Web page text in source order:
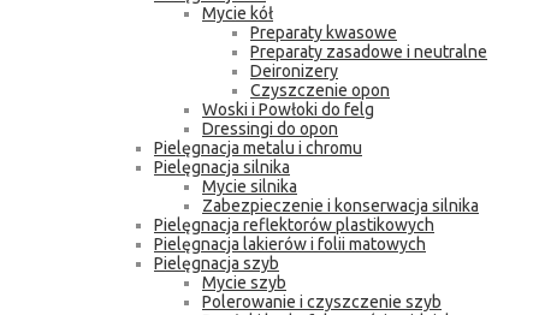
Mycie kół
Preparaty kwasowe
Preparaty zasadowe i neutralne
Deironizery
Czyszczenie opon
Woski i Powłoki do felg
Dressingi do opon
Pielęgnacja metalu i chromu
Pielęgnacja silnika
Mycie silnika
Zabezpieczenie i konserwacja silnika
Pielęgnacja reflektorów plastikowych
Pielęgnacja lakierów i folii matowych
Pielęgnacja szyb
Mycie szyb
Polerowanie i czyszczenie szyb